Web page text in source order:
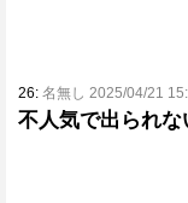
26: 名無し 2025/04/21
不人気で出られ